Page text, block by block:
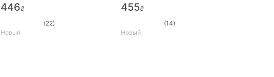
446₴
(22)
Новый
455₴
(14)
Новый